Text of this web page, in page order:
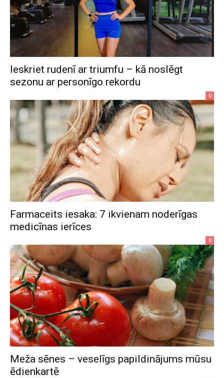
Ieskriet rudenī ar triumfu – kā noslēgt
sezonu ar personīgo rekordu
0
Farmaceits iesaka: 7 ikvienam noderīgas
medicīnas ierīces
0
Meža sēnes – veselīgs papildinājums mūsu
ēdienkartē